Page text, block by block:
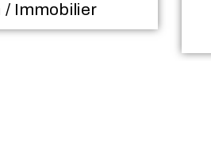
/
Publics